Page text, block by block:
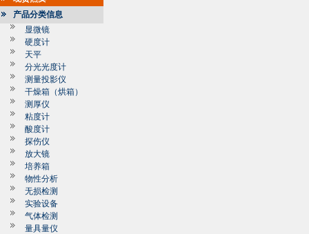
产品分类信息
显微镜
硬度计
天平
分光光度计
测量投影仪
干燥箱（烘箱）
测厚仪
粘度计
酸度计
探伤仪
放大镜
培养箱
物性分析
无损检测
实验设备
气体检测
量具量仪